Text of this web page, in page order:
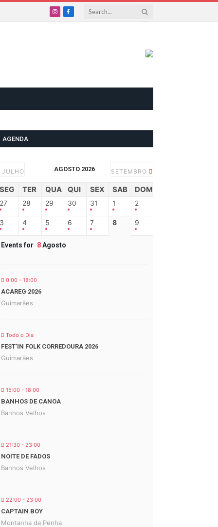
InstagramFacebook
AGENDA
JULHO AGOSTO 2026 SETEMBRO
SEG TER QUA QUI SEX SAB DOM
27 28 29 30 31 1 2
3 4 5 6 7 8 9
Events for 8Agosto
0:00 - 18:00
ACAREG 2026
Guimarães
Todo o Dia
FEST’IN FOLK CORREDOURA 2026
Guimarães
15:00 - 18:00
BANHOS DE CANOA
Banhos Velhos
21:30 - 23:00
NOITE DE FADOS
Banhos Velhos
22:00 - 23:00
CAPTAIN BOY
Montanha da Penha